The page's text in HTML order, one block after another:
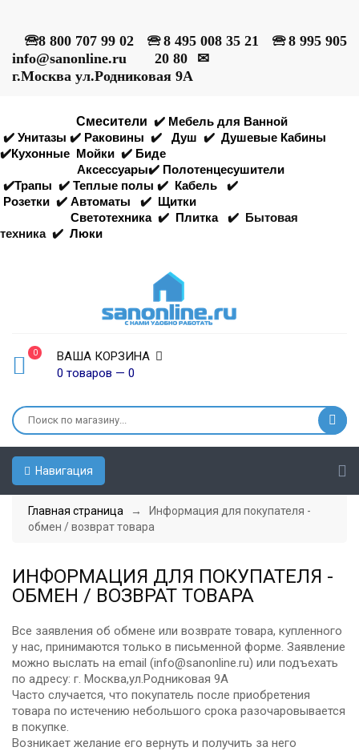
🕾8 800 707 99 02 🕾 8 495 008 35 21 🕾 8 995 905
20 80
✉
info@sanonline.ru
г.Москва ул.Родниковая 9А
Смесители ✔️ Мебель для Ванной
✔️ Унитазы ✔️ Раковины ✔️ Душ ✔️ Душевые Кабины
✔️Кухонные Мойки ✔️ Биде
Аксессуары✔️ Полотенцесушители
✔️Трапы ✔️ Теплые полы ✔️ Кабель
✔️
Розетки ✔️ Автоматы ✔️ Щитки
Светотехника ✔️ Плитка ✔️ Бытовая
техника ✔️ Люки
0
ВАША КОРЗИНА
0 товаров — 0
Навигация
Главная страница → Информация для покупателя -
обмен / возврат товара
ИНФОРМАЦИЯ ДЛЯ ПОКУПАТЕЛЯ -
ОБМЕН / ВОЗВРАТ ТОВАРА
Все заявления об обмене или возврате товара, купленного
у нас, принимаются только в письменной форме. Заявление
можно выслать на email (info@sanonline.ru) или подъехать
по адресу: г. Москва,ул.Родниковая 9А
Часто случается, что покупатель после приобретения
товара по истечению небольшого срока разочаровывается
в покупке.
Возникает желание его вернуть и получить за него